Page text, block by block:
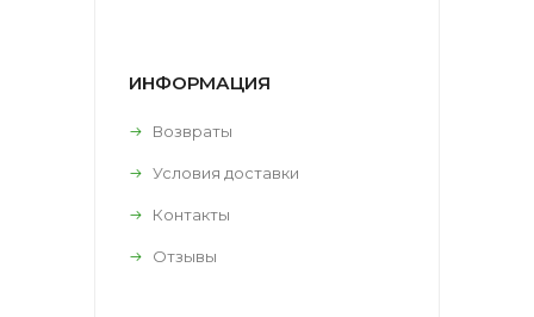
ИНФОРМАЦИЯ
Возвраты
Условия доставки
Контакты
Отзывы